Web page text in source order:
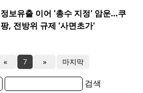
정보유출 이어 '총수 지정' 암운…쿠
팡, 전방위 규제 '사면초가'
« 7 » 마지막
검색